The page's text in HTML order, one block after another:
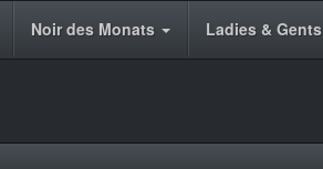
Noir des Monats Ladies & Gents